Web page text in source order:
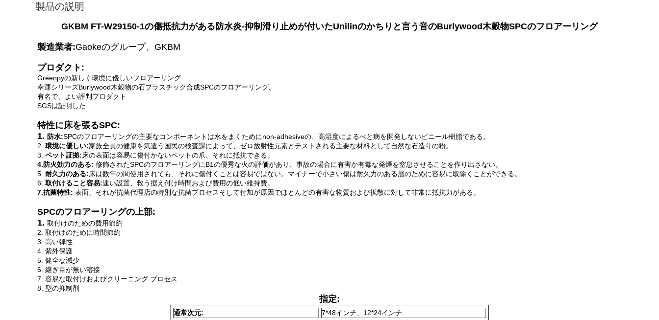
製品の説明
GKBM FT-W29150-1の傷抵抗力がある防水炎-抑制滑り止めが付いたUnilinのかちりと言う音のBurlywood木穀物SPCのフロアーリング
製造業者:Gaokeのグループ、GKBM
プロダクト:
Greenpyの新しく環境に優しいフロアーリング
幸運シリーズBurlywood木穀物の石プラスチック合成SPCのフロアーリング。
有名で、よい評判プロダクト
SGSは証明した
特性に床を張るSPC:
1. 防水:SPCのフロアーリングの主要なコンポーネントは水をまくためにnon-adhesiveの、高湿度によるべと病を開発しないビニール樹脂である。
2. 環境に優しい:家族全員の健康を気遣う国民の検査課によって、ゼロ放射性元素とテストされる主要な材料として自然な石造りの粉。
3. ペット証拠:床の表面は容易に傷付かないペットの爪、それに抵抗できる。
4.防火効力のある: 修飾されたSPCのフロアーリングにB1の優秀な火の評価があり、事故の場合に有害か有毒な発煙を窒息させることを作り出さない。
5. 耐久力のある:床は数年の間使用されても、それに傷付くことは容易ではない。マイナーで小さい傷は耐久力のある層のために容易に取除くことができる。
6. 取付けること容易:速い設置、救う据え付け時間および費用の低い維持費。
7.抗菌特性: 表面、それが抗菌代理店の特別な抗菌プロセスそして付加が原因でほとんどの有害な物質および拡散に対して非常に抵抗力がある。
SPCのフロアーリングの上部:
1. 取付けのための費用節約
2. 取付けのために時間節約
3. 高い弾性
4. 紫外保護
5. 健全な減少
6. 継ぎ目が無い溶接
7. 容易な取付けおよびクリーニング プロセス
8. 型の抑制剤
指定:
通常次元:
7*48インチ、12*24インチ